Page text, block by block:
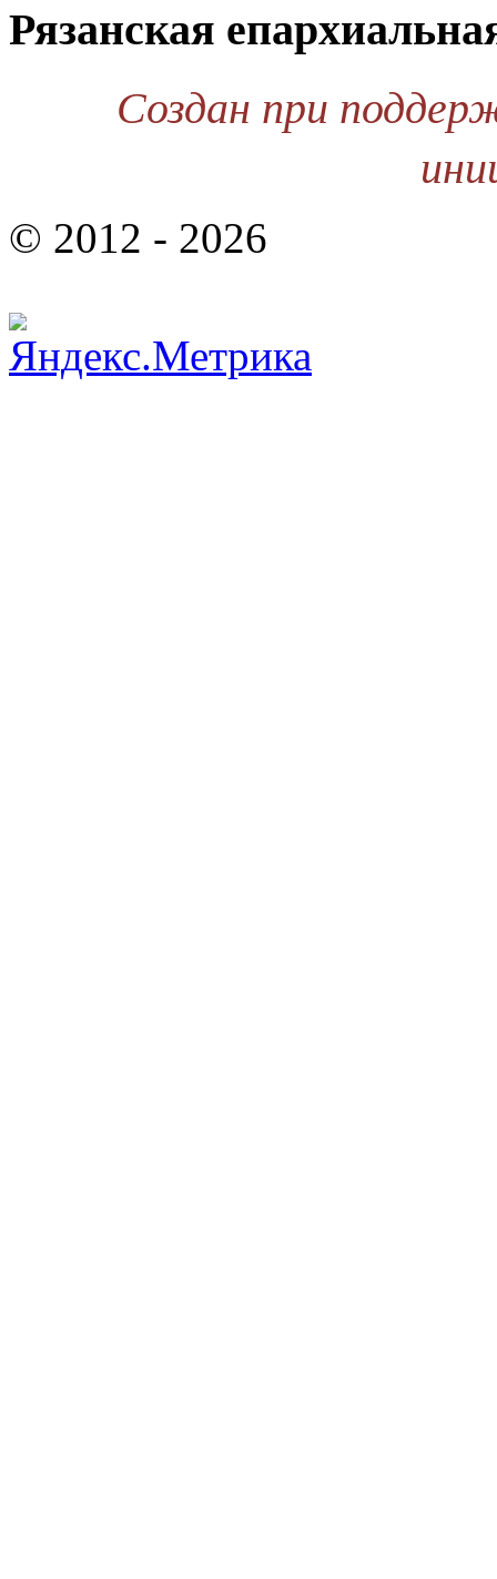
Рязанская
Создан при
© 2012 - 2026